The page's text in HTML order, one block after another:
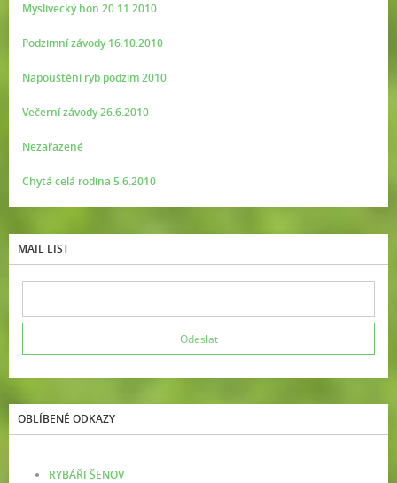
Myslivecký hon 20.11.2010
Podzimní závody 16.10.2010
Napouštění ryb podzim 2010
Večerní závody 26.6.2010
Nezařazené
Chytá celá rodina 5.6.2010
MAIL LIST
OBLÍBENÉ ODKAZY
RYBÁŘI ŠENOV